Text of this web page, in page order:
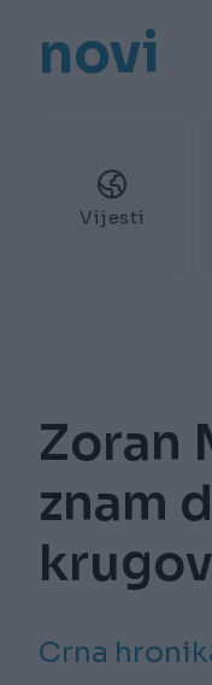
novi
Vijesti
Zoran
znam
Crna